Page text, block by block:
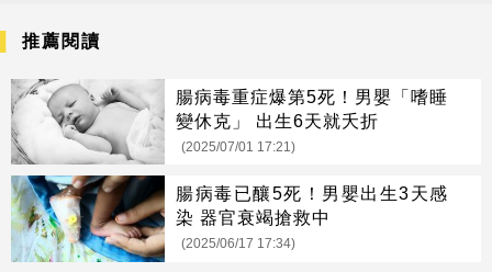
推薦閱讀
腸病毒重症爆第5死！男嬰「嗜睡
變休克」 出生6天就夭折
(2025/07/01 17:21)
腸病毒已釀5死！男嬰出生3天感
染 器官衰竭搶救中
(2025/06/17 17:34)